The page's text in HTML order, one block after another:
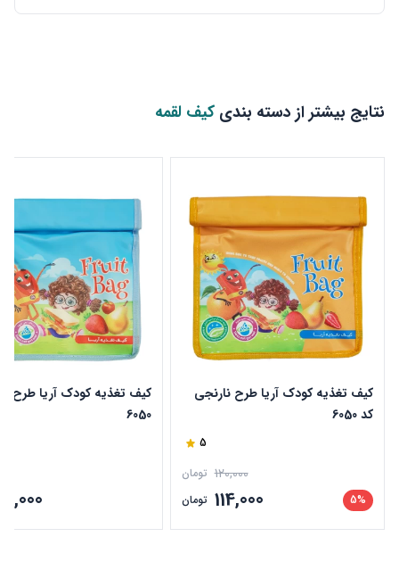
نتایج بیشتر از دسته بندی کیف لقمه
کیف تغذیه کودک آریا طرح نارنجی
کد 6050
5
120,000 تومان
5%
114,000 تومان
کیف تغذیه کودک آریا طرح
6050